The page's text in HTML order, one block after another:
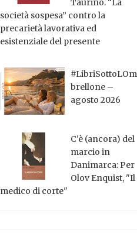
Taurino. “La
società sospesa” contro la
precarietà lavorativa ed
esistenziale del presente
#LibriSottoLOm
brellone –
agosto 2026
C'è (ancora) del
marcio in
Danimarca: Per
Olov Enquist, "Il
medico di corte"